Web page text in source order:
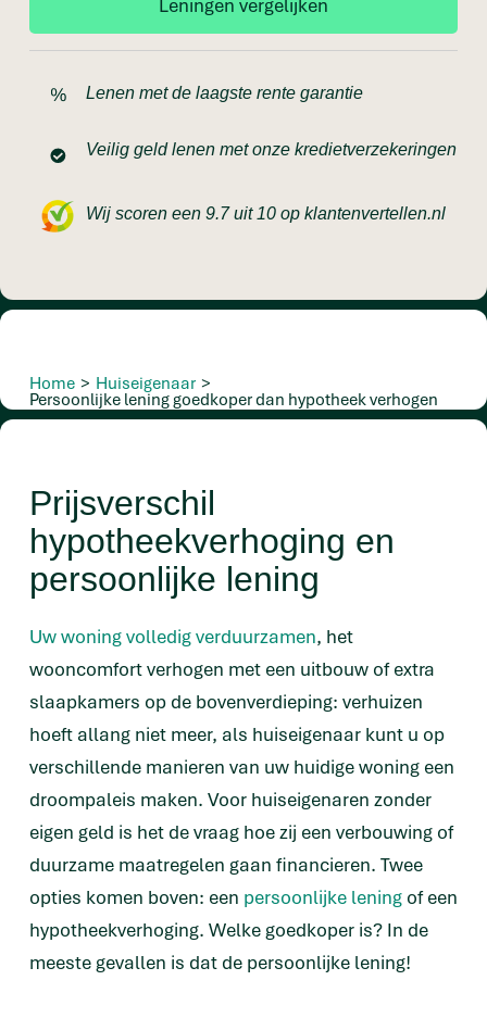
Lenen met de laagste rente garantie
Veilig geld lenen met onze kredietverzekeringen
Wij scoren een 9.7 uit 10 op klantenvertellen.nl
Home > Huiseigenaar >
Persoonlijke lening goedkoper dan hypotheek verhogen
Prijsverschil
hypotheekverhoging en
persoonlijke lening
Uw woning volledig verduurzamen, het
wooncomfort verhogen met een uitbouw of extra
slaapkamers op de bovenverdieping: verhuizen
hoeft allang niet meer, als huiseigenaar kunt u op
verschillende manieren van uw huidige woning een
droompaleis maken. Voor huiseigenaren zonder
eigen geld is het de vraag hoe zij een verbouwing of
duurzame maatregelen gaan financieren. Twee
opties komen boven: een persoonlijke lening of een
hypotheekverhoging. Welke goedkoper is? In de
meeste gevallen is dat de persoonlijke lening!